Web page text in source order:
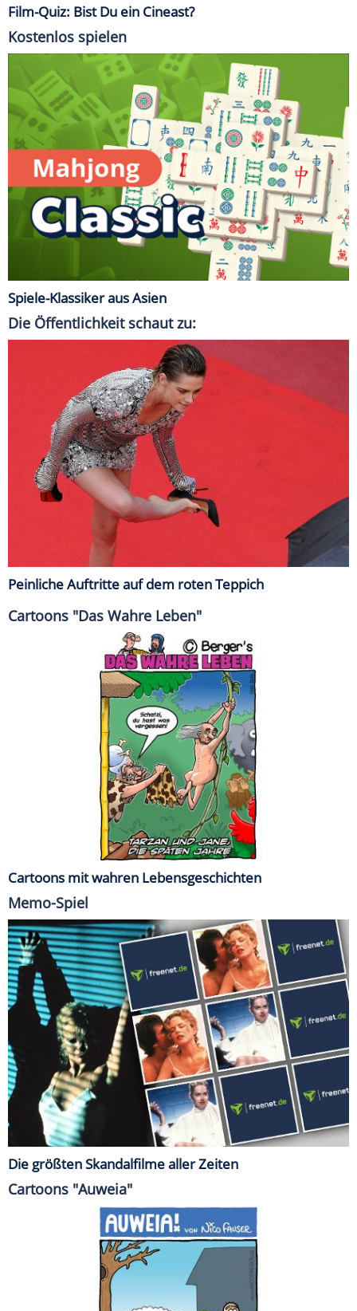
Film-Quiz: Bist Du ein Cineast?
Kostenlos spielen
Spiele-Klassiker aus Asien
Die Öffentlichkeit schaut zu:
Peinliche Auftritte auf dem roten Teppich
Cartoons "Das Wahre Leben"
Cartoons mit wahren Lebensgeschichten
Memo-Spiel
Die größten Skandalfilme aller Zeiten
Cartoons "Auweia"